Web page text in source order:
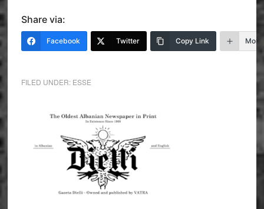
Share via:
Facebook Twitter Copy Link More
FILED UNDER: ESSE